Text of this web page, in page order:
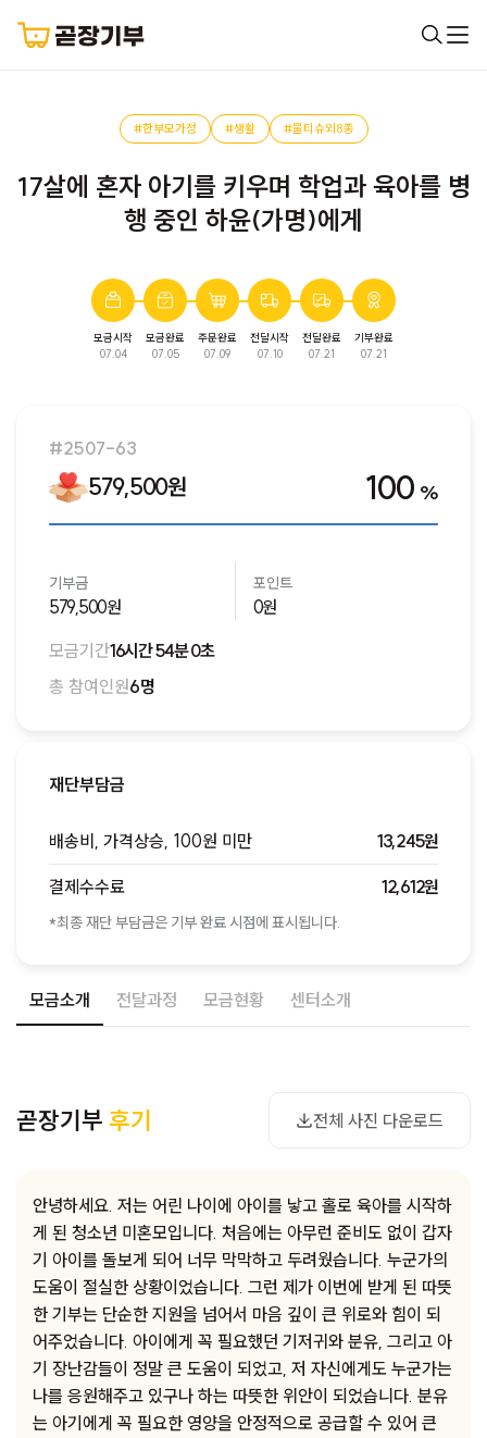
#한부모가정 #생활 #물티슈외8종
17살에 혼자 아기를 키우며 학업과 육아를 병
행 중인 하윤(가명)에게
모금시작
07.04
모금완료
07.05
주문완료
07.09
전달시작
07.10
전달완료
07.21
기부완료
07.21
모금소개 전달과정 모금현황 센터소개
곧장기부 후기 전체 사진 다운로드
사진 다운로드
안녕하세요. 저는 어린 나이에 아이를 낳고 홀로 육아를 시작하
게 된 청소년 미혼모입니다. 처음에는 아무런 준비도 없이 갑자
기 아이를 돌보게 되어 너무 막막하고 두려웠습니다. 누군가의
도움이 절실한 상황이었습니다. 그런 제가 이번에 받게 된 따뜻
한 기부는 단순한 지원을 넘어서 마음 깊이 큰 위로와 힘이 되
어주었습니다. 아이에게 꼭 필요했던 기저귀와 분유, 그리고 아
기 장난감들이 정말 큰 도움이 되었고, 저 자신에게도 누군가는
나를 응원해주고 있구나 하는 따뜻한 위안이 되었습니다. 분유
는 아기에게 꼭 필요한 영양을 안정적으로 공급할 수 있어 큰
완료된 모금입니다. 다음 모금에서 만나요!
#2507-63
579,500원 100 %
기부금
579,500원
포인트
0원
모금기간16시간 54분 0초
총 참여인원6명
재단부담금
배송비, 가격상승, 100원 미만 13,245원
결제수수료 12,612원
*최종 재단 부담금은 기부 완료 시점에 표시됩니다.